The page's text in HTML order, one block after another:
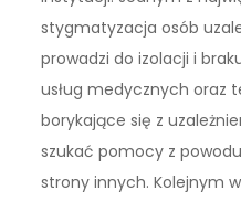
stygmatyzacja osób
prowadzi do izolacji i
usług medycznych oraz
borykające się z
szukać pomocy z
strony innych. Kolejnym